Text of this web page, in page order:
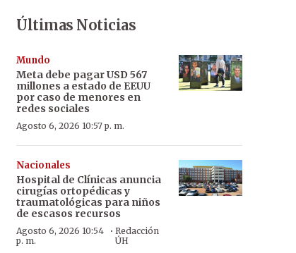
Últimas Noticias
Mundo
Meta debe pagar USD 567
millones a estado de EEUU
por caso de menores en
redes sociales
Agosto 6, 2026 10:57 p. m.
Nacionales
Hospital de Clínicas anuncia
cirugías ortopédicas y
traumatológicas para niños
de escasos recursos
Agosto 6, 2026 10:54
p. m.
· Redacción
ÚH